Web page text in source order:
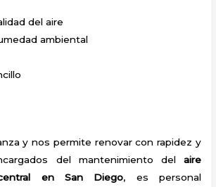
del aire
ambiental
y nos permite renovar con rapidez y
del mantenimiento del aire
en San Diego, es personal